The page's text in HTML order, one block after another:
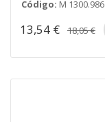
24gr
Código: M 1300.986
13,54 € 18,05 €